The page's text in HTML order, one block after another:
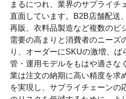
まるにつれ、業界のサプライチ
直面しています。B2B店舗配送
再販、衣料品製造など複数のビ
需要の高まりと消費者のニーズ
り、オーダーにSKUの激増、ば
管・運用モデルをもはや適さな
業は注文の納期に高い精度を求
を実現し、サプライチェーンの